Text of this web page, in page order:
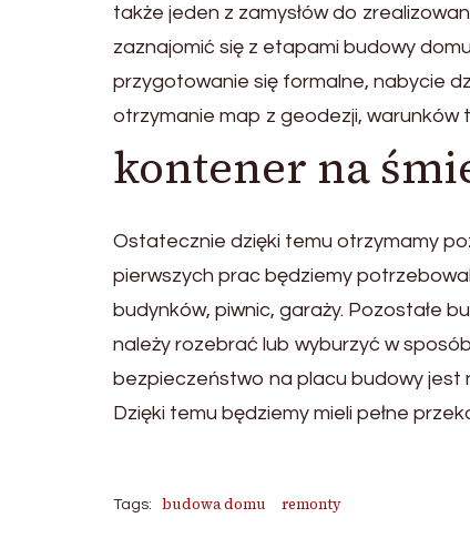
także jeden z zamysłów do
zaznajomić się z etapami budowy
przygotowanie się formalne, nabycie
otrzymanie map z geodezji, warunków
kontener na
Ostatecznie dzięki temu otrzymamy
pierwszych prac będziemy
budynków, piwnic, garaży. Pozostałe
należy rozebrać lub wyburzyć w
bezpieczeństwo na placu budowy jest
Dzięki temu będziemy mieli pełne
Tags: budowa domu remonty